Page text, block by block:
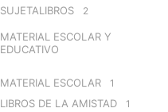
SUJETALIBROS 2
MATERIAL ESCOLAR Y
EDUCATIVO
MATERIAL ESCOLAR 1
LIBROS DE LA AMISTAD 1